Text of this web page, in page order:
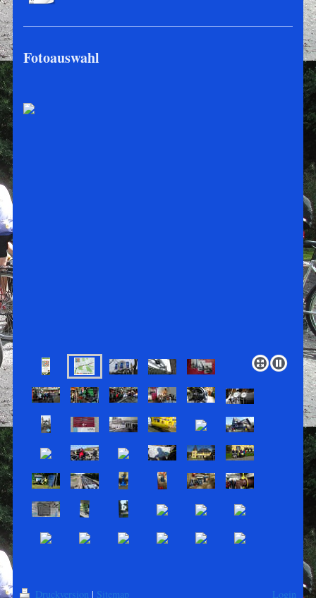
Fotoauswahl
Druckversion | Sitemap Login